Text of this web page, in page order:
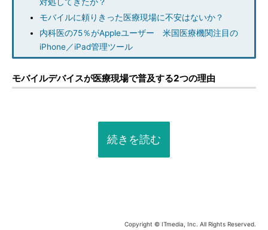
モバイルに頼りきった医療現場に不安はないか？
内科医の75％がAppleユーザー 米国医療機関注目の
iPhone／iPad管理ツール
モバイルデバイスが医療現場で普及する2つの理由
続きを読む
Copyright © ITmedia, Inc. All Rights Reserved.